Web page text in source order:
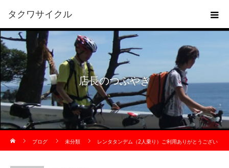
タクワサイクル
店長のつぶやき
ブログ
未分類 レンタタンデム（2人乗り）ご利用ありがとうござい